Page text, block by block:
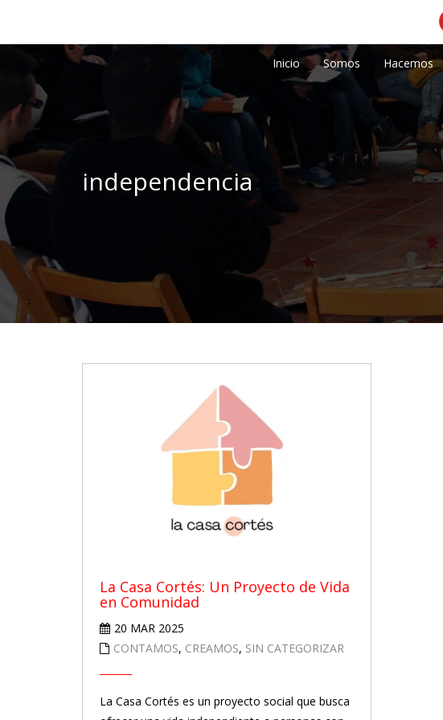
Inicio Somos Hacemos
independencia
La Casa Cortés: Un Proyecto de Vida
en Comunidad
20 MAR 2025
CONTAMOS, CREAMOS, SIN CATEGORIZAR
La Casa Cortés es un proyecto social que busca